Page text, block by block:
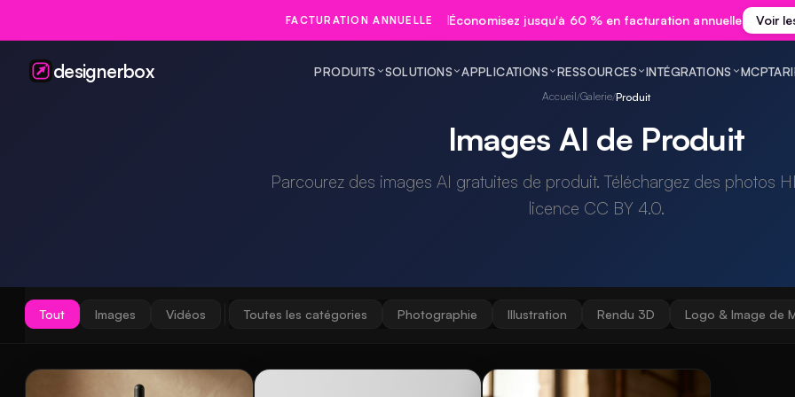
FACTURATION ANNUELLE Économisez jusqu'à 60 % en facturation annuelle Voir
designerbox PRODUITS SOLUTIONS APPLICATIONS RESSOURCES INTÉGRATIONS MCP
Accueil/Galerie/Produit
Images AI de Produit
Parcourez des images AI gratuites de produit. Téléchargez des photos
licence CC BY 4.0.
Tout Images Vidéos Toutes les catégories Photographie Illustration Rendu 3D Logo & Image de